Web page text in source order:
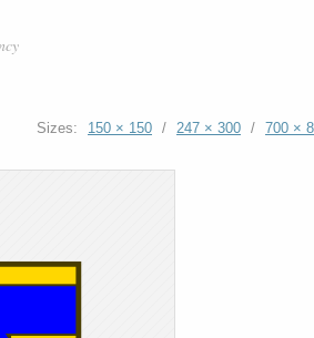
Sizes: 150 × 150 / 247 × 300 / 700 ×